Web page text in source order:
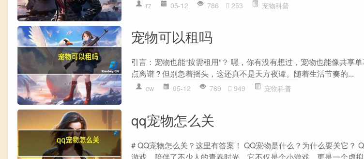
rz 05-12 786 253 宠物科普
宠物可以租吗
引言：宠物也能“按需租用”？ 嘿，你有没有想过，宠物也能像共享
点离谱？但别急着摇头，这还真不是天方夜谭。随着生活节奏的...
cw 05-12 769 949 宠物科普
qq宠物怎么关
# QQ宠物怎么关？这里有答案！ QQ宠物是什么？为什么要关它？
游戏，陪伴了不少人的青春时光。它不仅是个小游戏，更是一个虚